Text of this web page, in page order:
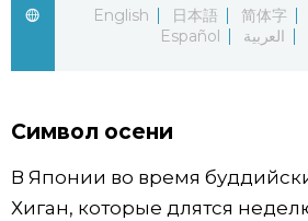
Общество
Жизнь
Технологии
Еда и напитки
English
日本語 简体字
Español
العربية
Символ осени
В Японии во время
Хиган, которые длятся